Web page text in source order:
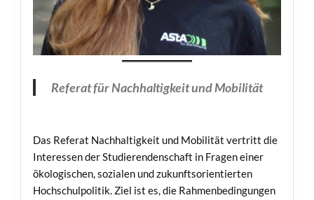
Referat für Nachhaltigkeit und Mobilität
Das Referat Nachhaltigkeit und Mobilität vertritt die
Interessen der Studierendenschaft in Fragen einer
ökologischen, sozialen und zukunftsorientierten
Hochschulpolitik. Ziel ist es, die Rahmenbedingungen